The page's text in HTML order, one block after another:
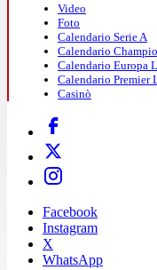
Video
Foto
Calendario Serie A
Calendario
Calendario Europa L.
Calendario Premier
Casinò
Facebook
Instagram
X
WhatsApp